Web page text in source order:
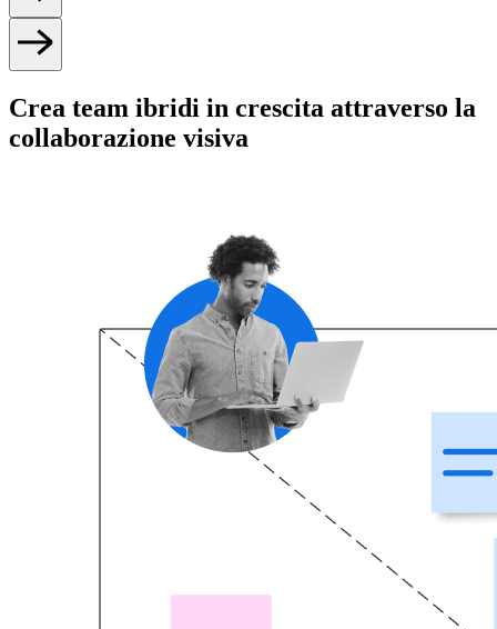
Crea team ibridi in crescita attraverso la
collaborazione visiva